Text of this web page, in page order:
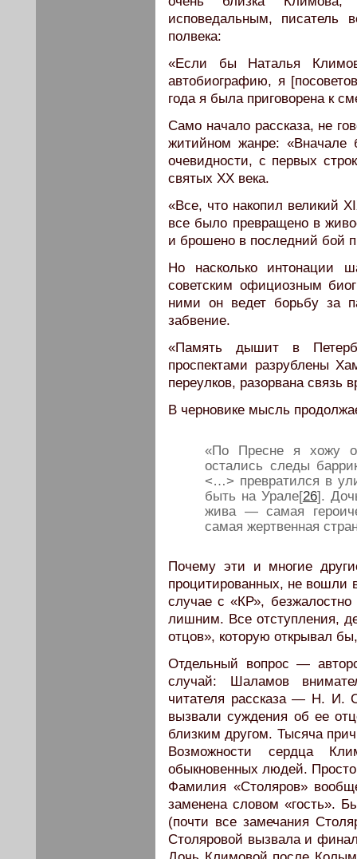
исповедальным, писатель
полвека:
«Если бы Наталья
автобиографию, я
года я была приговорена к
Само начало рассказа, не
житийном жанре: «Вначале
очевидности, с первых
святых XX века.
«Все, что накопил великий
все было превращено в
и брошено в последний бой
Но насколько интонации
советским официозным
ними он ведет борьбу за
забвение.
«Память дышит в
проспектами разрублены
переулков, разорвана связь
В черновике мысль
«По Пресне я хожу
остались следы
<…> превратился в
быть на Урале[26].
жива — самая
самая жертвенная
Почему эти и многие
процитированных, не вошли
случае с «КР»,
лишним. Все отступления,
отцов», которую открывал
Отдельный вопрос —
случай: Шаламов
читателя рассказа — Н. И.
вызвали суждения об ее
близким другом. Тысяча
Возможности сердца
обыкновенных людей.
Фамилия «Столяров»
заменена словом «гость».
(почти все замечания
Столяровой вызвала и